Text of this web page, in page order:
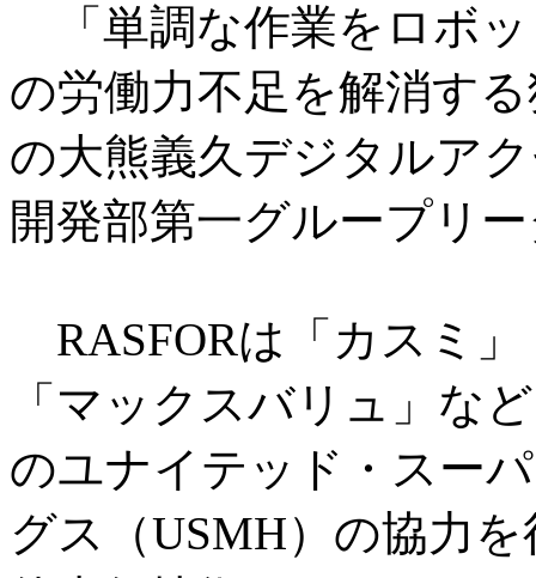
「単調な作業をロボ
の労働力不足を解消す
の大熊義久デジタルア
開発部第一グループリ
RASFORは「カスミ
「マックスバリュ」な
のユナイテッド・スー
グス（USMH）の協力